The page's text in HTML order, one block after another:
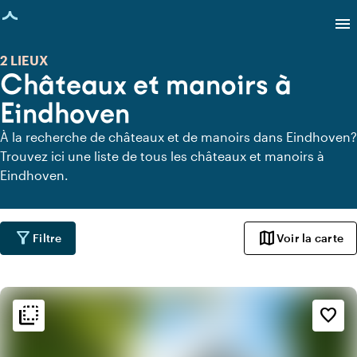
chargée
menu
Châteaux et manoirs à
Eindhoven
2 LIEUX
À la recherche de châteaux et de manoirs dans Eindhoven?
Trouvez ici une liste de tous les châteaux et manoirs à
Eindhoven.
filter_alt Filtre mapVoir la carte
flip_to_back favorite_border
flip_to_back Ambiance
info
Classique